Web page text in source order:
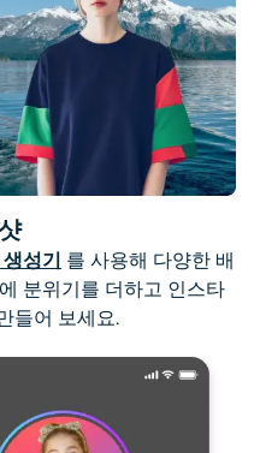
성기 를 사용해 다양한 배
분위기를 더하고 인스타
들어 보세요.